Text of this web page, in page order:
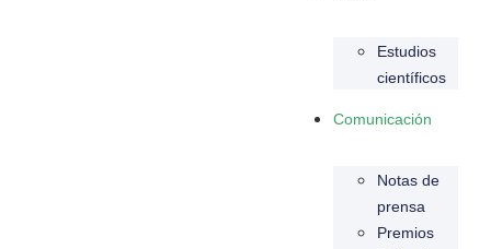
Estudios
científicos
Comunicación
Notas de
prensa
Premios